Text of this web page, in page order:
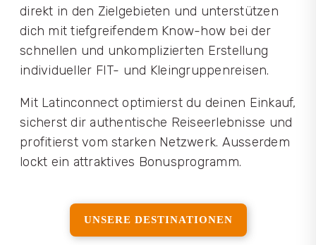
direkt in den Zielgebieten und unterstützen
dich mit tiefgreifendem Know-how bei der
schnellen und unkomplizierten Erstellung
individueller FIT- und Kleingruppenreisen.
Mit Latinconnect optimierst du deinen Einkauf,
sicherst dir authentische Reiseerlebnisse und
profitierst vom starken Netzwerk. Ausserdem
lockt ein attraktives Bonusprogramm.
UNSERE DESTINATIONEN